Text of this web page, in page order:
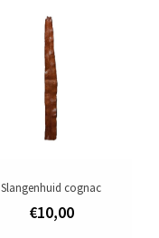
Slangenhuid cognac
€10,00